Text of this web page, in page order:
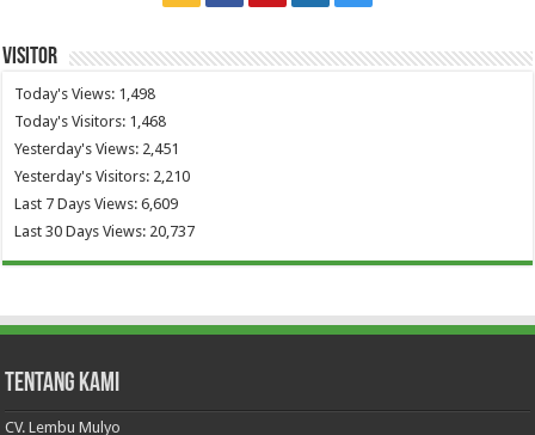
Visitor
Today's Views: 1,498
Today's Visitors: 1,468
Yesterday's Views: 2,451
Yesterday's Visitors: 2,210
Last 7 Days Views:6,609
Last 30 Days Views: 20,737
Tentang Kami
CV. Lembu Mulyo